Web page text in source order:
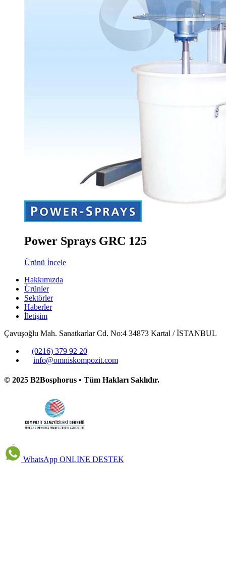
Power Sprays GRC 125
Ürünü İncele
Hakkımızda
Ürünler
Sektörler
Haberler
İletişim
Çavuşoğlu Mah. Sanatkarlar Cd. No:4 34873 Kartal / İSTANBUL
(0216) 379 92 20
info@omniskompozit.com
© 2025 B2Bosphorus • Tüm Hakları Saklıdır.
WhatsApp ONLINE DESTEK